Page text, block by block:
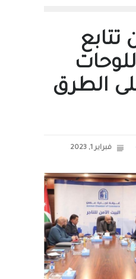
تتابع
الطرق
فبراير 1, 2023